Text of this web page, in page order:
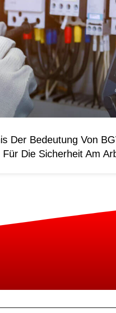
Der Bedeutung Von
Die Sicherheit Am